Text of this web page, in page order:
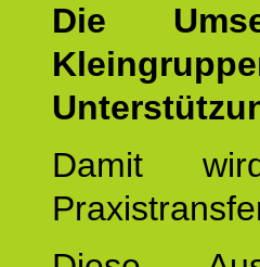
Die
Damit